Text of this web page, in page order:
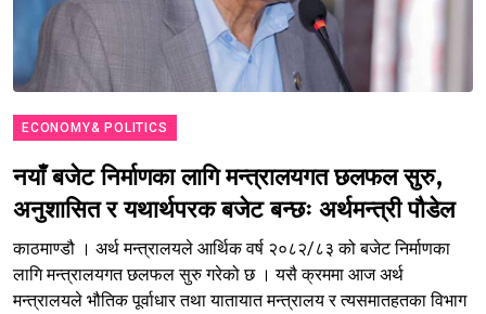
ECONOMY& POLITICS
नयाँ बजेट निर्माणका लागि मन्त्रालयगत छलफल सुरु,
अनुशासित र यथार्थपरक बजेट बन्छः अर्थमन्त्री पौडेल
काठमाण्डौ । अर्थ मन्त्रालयले आर्थिक वर्ष २०८२/८३ को बजेट निर्माणका
लागि मन्त्रालयगत छलफल सुरु गरेको छ । यसै क्रममा आज अर्थ
मन्त्रालयले भौतिक पूर्वाधार तथा यातायात मन्त्रालय र त्यसमातहतका विभाग